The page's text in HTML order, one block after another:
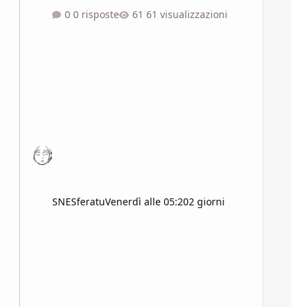
0 risposte
61 visualizzazioni
SNESferatuVenerdì alle 05:202 giorni